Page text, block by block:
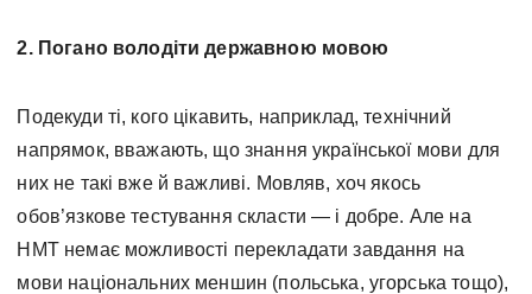
2. Погано володіти державною мовою
Подекуди ті, кого цікавить, наприклад, технічний
напрямок, вважають, що знання української мови для
них не такі вже й важливі. Мовляв, хоч якось
обов’язкове тестування скласти — і добре. Але на
НМТ немає можливості перекладати завдання на
мови національних меншин (польська, угорська тощо),